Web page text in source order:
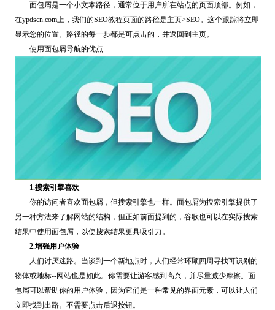
面包屑是一个小文本路径，通常位于用户所在站点的页面顶部。例如，
在ypdscn.com上，我们的SEO教程页面的路径是主页>SEO。这个跟踪将立即
显示您的位置。路径的每一步都是可点击的，并返回到主页。
使用面包屑导航的优点
1.搜索引擎喜欢
你的访问者喜欢面包屑，但搜索引擎也一样。面包屑为搜索引擎提供了
另一种方法来了解网站的结构，但正如前面提到的，谷歌也可以在实际搜索
结果中使用面包屑，以使搜索结果更具吸引力。
2.增强用户体验
人们讨厌迷路。当谈到一个新地点时，人们经常环顾四周寻找可识别的
物体或地标--网站也是如此。你需要让游客感到高兴，并尽量减少摩擦。面
包屑可以帮助你的用户体验，因为它们是一种常见的界面元素，可以让人们
立即找到出路。不需要点击后退按钮。